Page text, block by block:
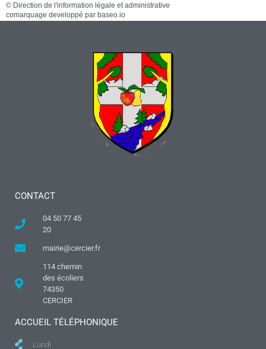
© Direction de l'information légale et administrative
comarquage developpé par baseo.io
CONTACT
04 50 77 45
20
mairie@cercier.fr
114 chemin
des écoliers
74350
CERCIER
ACCUEIL TÉLÉPHONIQUE
Lundi